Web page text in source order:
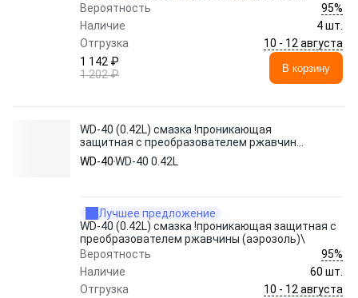
Вероятность
95%
Наличие
4 шт.
Отгрузка
10 - 12 августа
1 142 ₽
1 202 ₽
В корзину
WD-40 (0.42L) смазка !проникающая
защитная с преобразователем ржавчины
(аэрозоль)\
WD-40WD-40 0.42L
Лучшее предложение
WD-40 (0.42L) смазка !проникающая защитная с
преобразователем ржавчины (аэрозоль)\
Вероятность
95%
Наличие
60 шт.
Отгрузка
10 - 12 августа